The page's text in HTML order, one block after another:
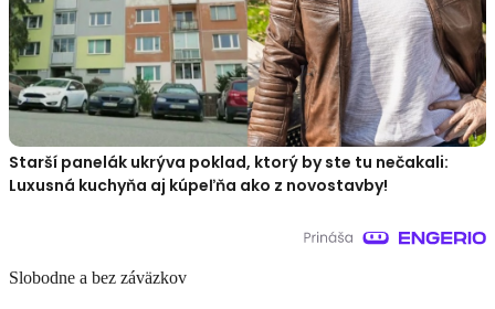
Starší panelák ukrýva poklad, ktorý by ste tu nečakali:
Luxusná kuchyňa aj kúpeľňa ako z novostavby!
Slobodne a bez záväzkov